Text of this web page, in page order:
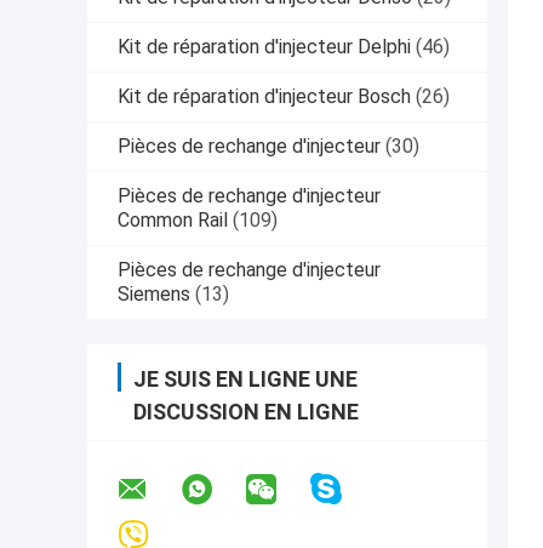
Kit de réparation d'injecteur Delphi (46)
Kit de réparation d'injecteur Bosch (26)
Pièces de rechange d'injecteur (30)
Pièces de rechange d'injecteur
Common Rail (109)
Pièces de rechange d'injecteur
Siemens (13)
JE SUIS EN LIGNE UNE
DISCUSSION EN LIGNE